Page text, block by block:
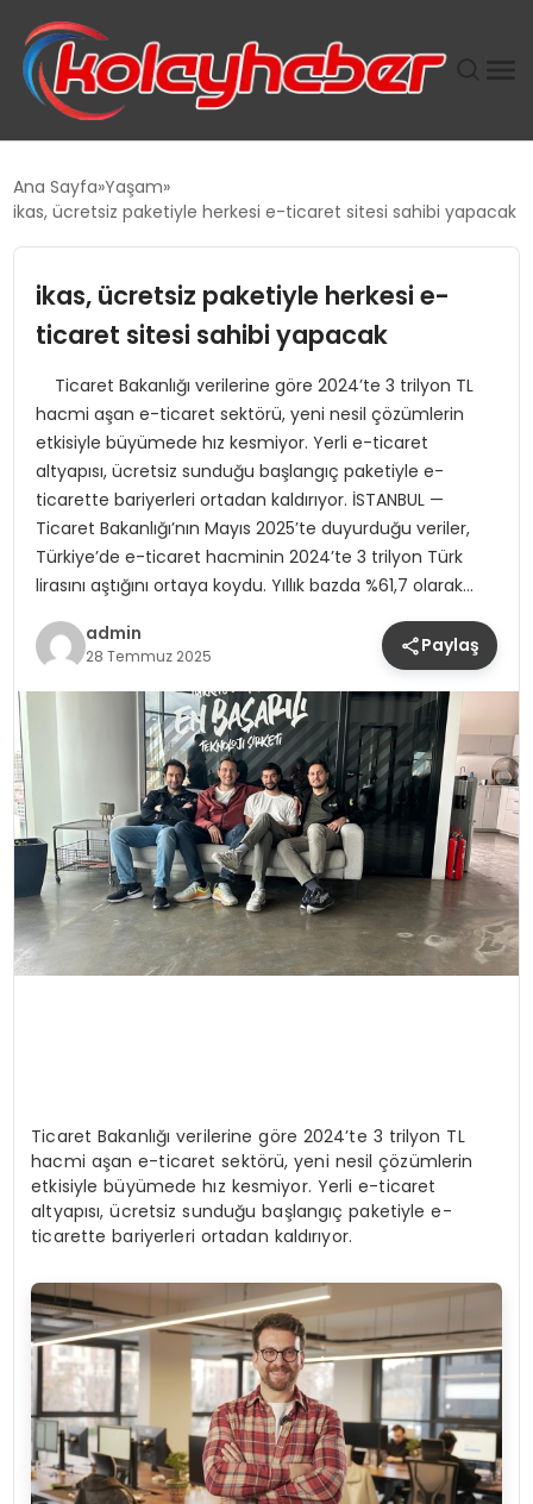
TANYER YAPI ZEMIN MÜHENDISLIĞINDE HEDEF
TOROSLAR’DA PAZAR GERGİNLİĞİ!
Ana Sayfa Yaşam
ikas, ücretsiz paketiyle herkesi e-ticaret sitesi sahibi yapacak
ikas, ücretsiz paketiyle herkesi e-
ticaret sitesi sahibi yapacak
Ticaret Bakanlığı verilerine göre 2024’te 3 trilyon TL
hacmi aşan e-ticaret sektörü, yeni nesil çözümlerin
etkisiyle büyümede hız kesmiyor. Yerli e-ticaret
altyapısı, ücretsiz sunduğu başlangıç paketiyle e-
ticarette bariyerleri ortadan kaldırıyor. İSTANBUL —
Ticaret Bakanlığı’nın Mayıs 2025’te duyurduğu veriler,
Türkiye’de e-ticaret hacminin 2024’te 3 trilyon Türk
lirasını aştığını ortaya koydu. Yıllık bazda %61,7 olarak…
admin
28 Temmuz 2025 Paylaş
Ticaret Bakanlığı verilerine göre 2024’te 3 trilyon TL
hacmi aşan e-ticaret sektörü, yeni nesil çözümlerin
etkisiyle büyümede hız kesmiyor. Yerli e-ticaret
altyapısı, ücretsiz sunduğu başlangıç paketiyle e-
ticarette bariyerleri ortadan kaldırıyor.